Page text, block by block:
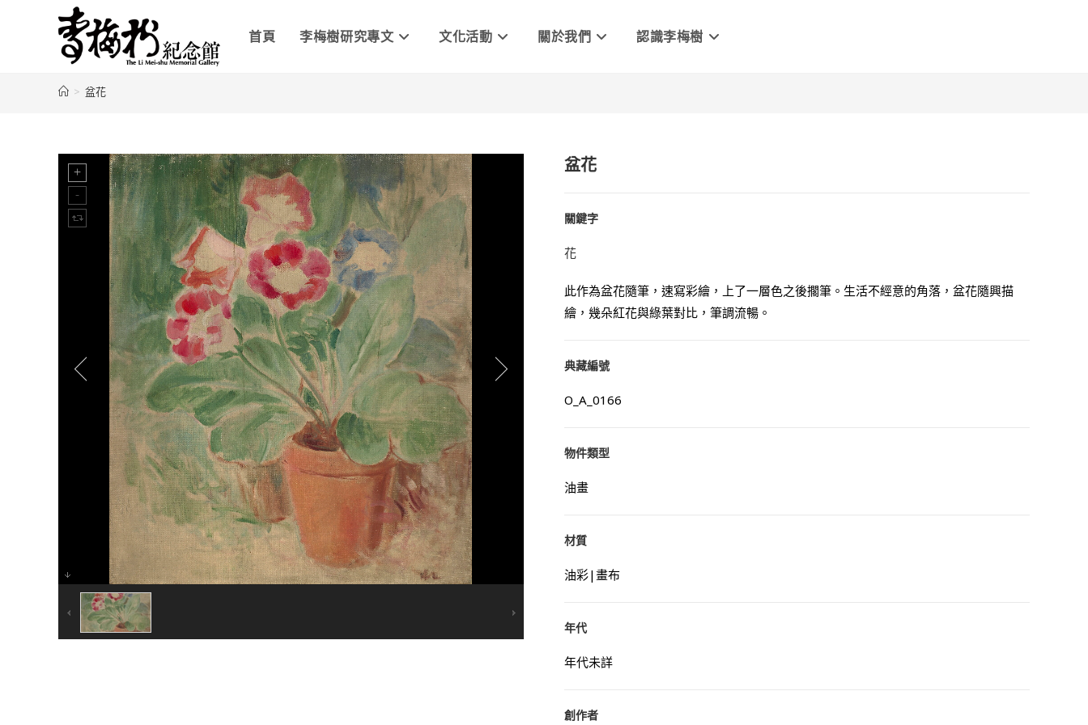
首頁 李梅樹研究專文 文化活動 關於我們 認識李梅樹
> 盆花
盆花
關鍵字
花
此作為盆花隨筆，速寫彩繪，上了一層色之後擱筆。生活不經意的角落，盆花隨興描
繪，幾朵紅花與綠葉對比，筆調流暢。
典藏編號
O_A_0166
物件類型
油畫
材質
油彩|畫布
年代
年代未詳
創作者